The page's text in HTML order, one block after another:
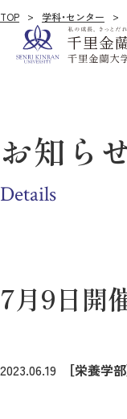
TOP 学科・センター
お知ら
Details
7月9日開
2023.06.19 ［栄養学部